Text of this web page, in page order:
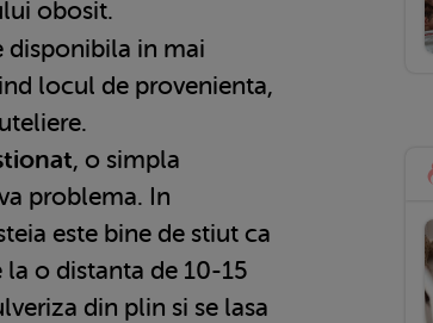
obosit.
disponibila in mai
locul de provenienta,
, o simpla
problema. In
este bine de stiut ca
o distanta de 10-15
din plin si se lasa